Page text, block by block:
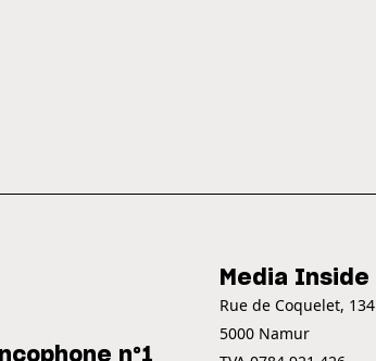
n°1
Media Inside
Rue de Coquelet, 134
5000 Namur